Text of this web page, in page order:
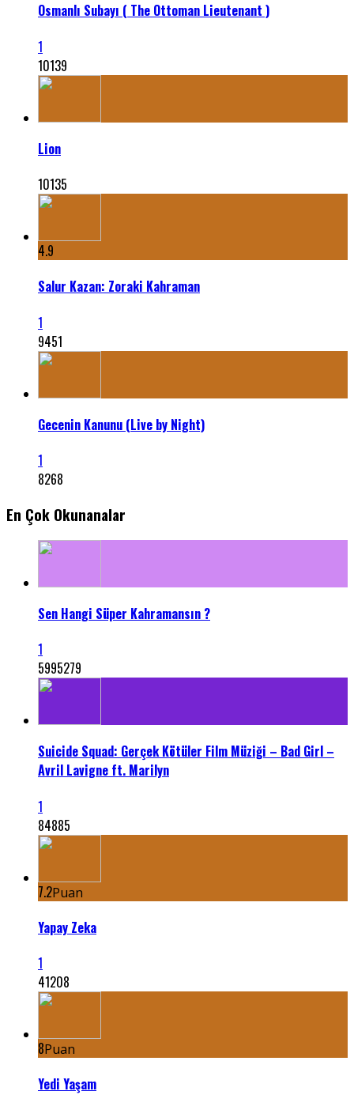
Osmanlı Subayı ( The Ottoman Lieutenant )
1
10139
Lion
10135
4.9
Salur Kazan: Zoraki Kahraman
1
9451
Gecenin Kanunu (Live by Night)
1
8268
En Çok Okunanalar
Sen Hangi Süper Kahramansın ?
1
5995279
Suicide Squad: Gerçek Kötüler Film Müziği – Bad Girl –
Avril Lavigne ft. Marilyn
1
84885
7.2Puan
Yapay Zeka
1
41208
8Puan
Yedi Yaşam